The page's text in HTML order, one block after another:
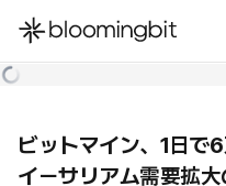
한국어
ビットマイン、1日
イーサリアム需要拡